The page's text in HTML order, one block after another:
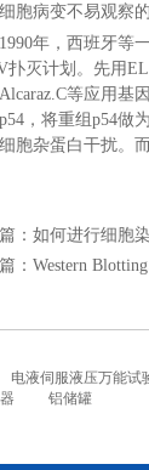
胞病变不易观察
1990年，西班牙等
扑灭计划。先用
等应用基
，将重组p54做
胞杂蛋白干扰。
： 如何进行细胞
： Western
电液伺服液压万能试
铝储罐